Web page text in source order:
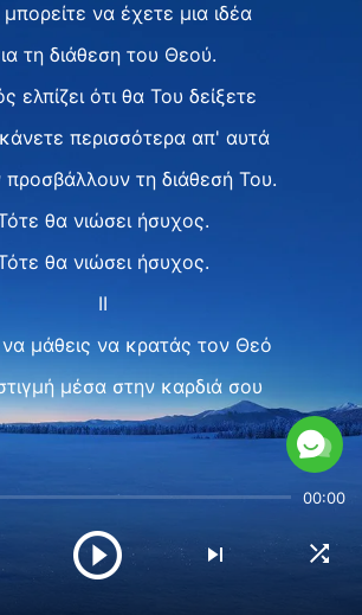
να έχετε μια ιδέα
τη διάθεση του Θεού.
ελπίζει ότι θα Του δείξετε
περισσότερα απ' αυτά
τη διάθεσή Του.
θα νιώσει ήσυχος.
θα νιώσει ήσυχος.
II
να μάθεις να κρατάς τον Θεό
μέσα στην καρδιά σου
σύμφωνα με τα λόγια Του.
που ασέβεια δείχνουν
00:00